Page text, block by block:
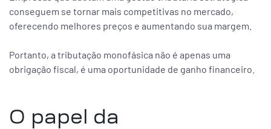
conseguem se tornar mais competitivas no mercado,
oferecendo melhores preços e aumentando sua margem.
Portanto, a tributação monofásica não é apenas uma
obrigação fiscal, é uma oportunidade de ganho financeiro.
O papel da